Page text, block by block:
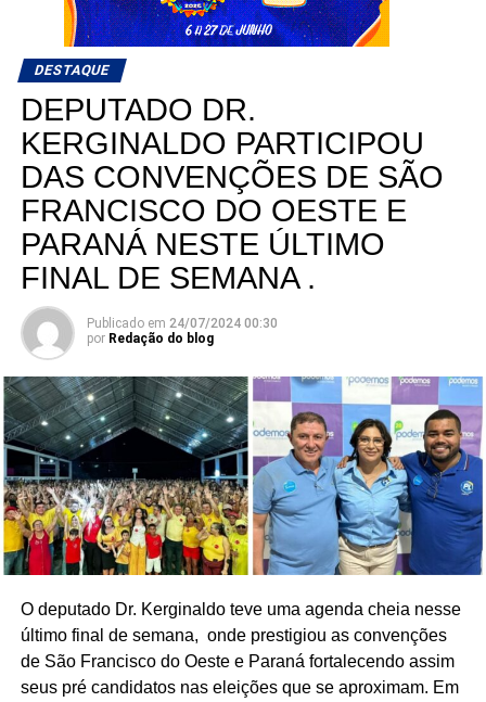
DESTAQUE
DEPUTADO DR.
KERGINALDO PARTICIPOU
DAS CONVENÇÕES DE SÃO
FRANCISCO DO OESTE E
PARANÁ NESTE ÚLTIMO
FINAL DE SEMANA .
Publicado em 24/07/2024 00:30
por Redação do blog
O deputado Dr. Kerginaldo teve uma agenda cheia nesse
último final de semana, onde prestigiou as convenções
de São Francisco do Oeste e Paraná fortalecendo assim
seus pré candidatos nas eleições que se aproximam. Em